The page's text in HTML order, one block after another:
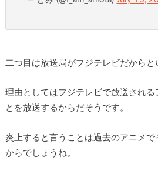
二つ目は放送局がフジテレビだからと
理由としてはフジテレビで放送される
とを放送するからだそうです。
炎上すると言うことは過去のアニメで
からでしょうね。